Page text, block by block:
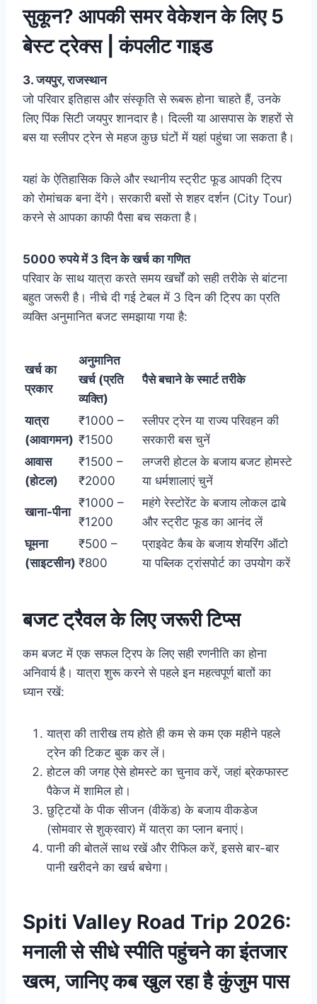
सुकून? आपकी समर वेकेशन के लिए 5
बेस्ट ट्रेक्स | कंपलीट गाइड
3. जयपुर, राजस्थान
जो परिवार इतिहास और संस्कृति से रूबरू होना चाहते हैं, उनके
लिए पिंक सिटी जयपुर शानदार है। दिल्ली या आसपास के शहरों से
बस या स्लीपर ट्रेन से महज कुछ घंटों में यहां पहुंचा जा सकता है।
यहां के ऐतिहासिक किले और स्थानीय स्ट्रीट फूड आपकी ट्रिप
को रोमांचक बना देंगे। सरकारी बसों से शहर दर्शन (City Tour)
करने से आपका काफी पैसा बच सकता है।
5000 रुपये में 3 दिन के खर्च का गणित
परिवार के साथ यात्रा करते समय खर्चों को सही तरीके से बांटना
बहुत जरूरी है। नीचे दी गई टेबल में 3 दिन की ट्रिप का प्रति
व्यक्ति अनुमानित बजट समझाया गया है:
खर्च का
प्रकार
अनुमानित
खर्च (प्रति
व्यक्ति)
पैसे बचाने के स्मार्ट तरीके
यात्रा
(आवागमन)
₹1000 –
₹1500
स्लीपर ट्रेन या राज्य परिवहन की
सरकारी बस चुनें
आवास
(होटल)
₹1500 –
₹2000
लग्जरी होटल के बजाय बजट होमस्टे
या धर्मशालाएं चुनें
खाना-पीना
₹1000 –
₹1200
महंगे रेस्टोरेंट के बजाय लोकल ढाबे
और स्ट्रीट फूड का आनंद लें
घूमना
(साइटसीन)
₹500 –
₹800
प्राइवेट कैब के बजाय शेयरिंग ऑटो
या पब्लिक ट्रांसपोर्ट का उपयोग करें
बजट ट्रैवल के लिए जरूरी टिप्स
कम बजट में एक सफल ट्रिप के लिए सही रणनीति का होना
अनिवार्य है। यात्रा शुरू करने से पहले इन महत्वपूर्ण बातों का
ध्यान रखें:
यात्रा की तारीख तय होते ही कम से कम एक महीने पहले
ट्रेन की टिकट बुक कर लें।
होटल की जगह ऐसे होमस्टे का चुनाव करें, जहां ब्रेकफास्ट
पैकेज में शामिल हो।
छुट्टियों के पीक सीजन (वीकेंड) के बजाय वीकडेज
(सोमवार से शुक्रवार) में यात्रा का प्लान बनाएं।
पानी की बोतलें साथ रखें और रीफिल करें, इससे बार-बार
पानी खरीदने का खर्च बचेगा।
Spiti Valley Road Trip 2026:
मनाली से सीधे स्पीति पहुंचने का इंतजार
खत्म, जानिए कब खुल रहा है कुंजुम पास